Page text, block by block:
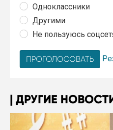
Одноклассники
Другими
Не пользуюсь
ДРУГИЕ